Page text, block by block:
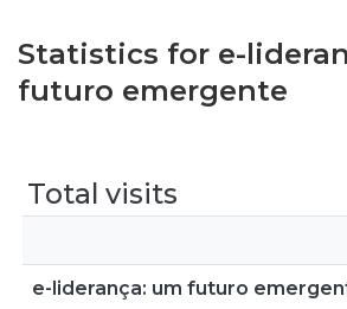
Browse repository
Statistics for e-
futuro emergente
Total visits
e-liderança: um futuro